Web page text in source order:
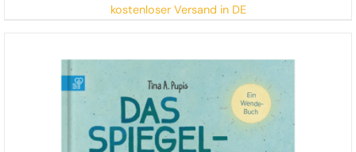
kostenloser Versand in DE